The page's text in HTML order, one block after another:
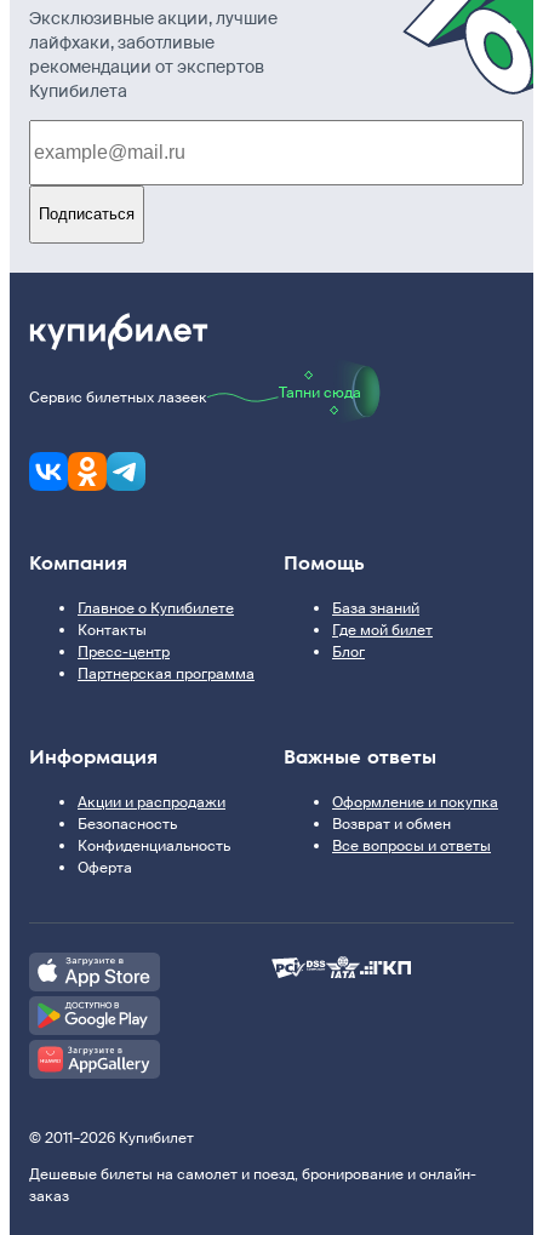
Эксклюзивные акции, лучшие
лайфхаки, заботливые
рекомендации от экспертов
Купибилета
Подписаться
Сервис билетных лазеек Тапни сюда
Компания
Главное о Купибилете
Контакты
Пресс-центр
Партнерская программа
Помощь
База знаний
Где мой билет
Блог
Информация
Акции и распродажи
Безопасность
Конфиденциальность
Оферта
Важные ответы
Оформление и покупка
Возврат и обмен
Все вопросы и ответы
© 2011–2026 Купибилет
Дешевые билеты на самолет и поезд, бронирование и онлайн-
заказ